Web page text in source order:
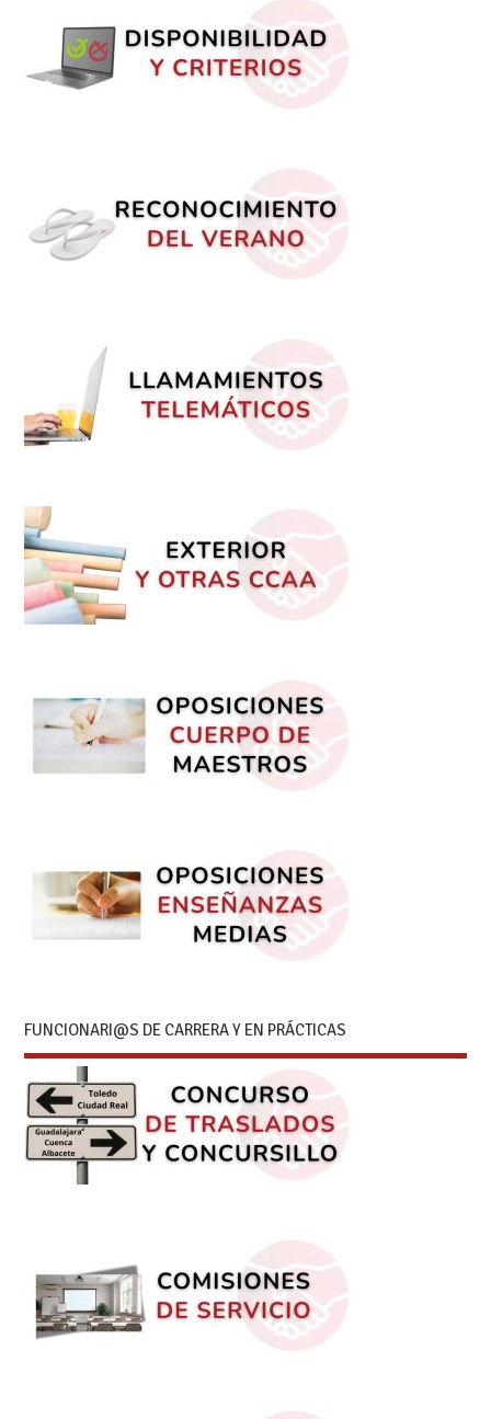
FUNCIONARI@S DE CARRERA Y EN PRÁCTICAS